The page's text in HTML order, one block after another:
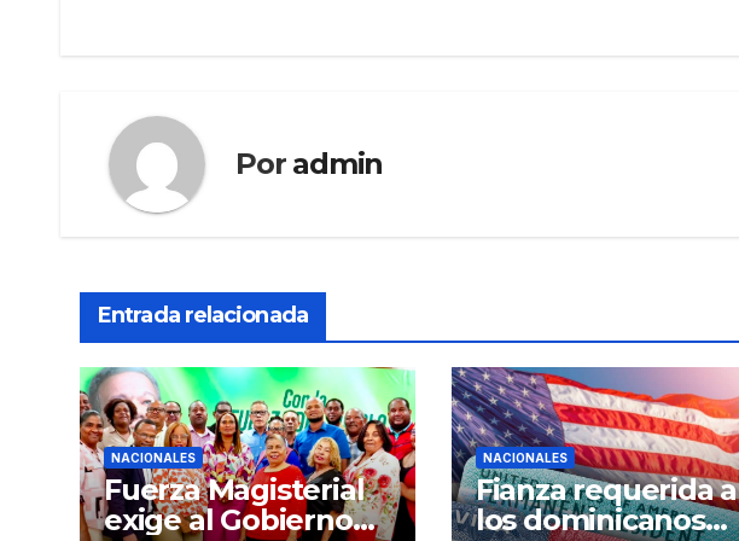
Por admin
Entrada relacionada
NACIONALES
Fuerza Magisterial
exige al Gobierno
NACIONALES
Fianza requerida a
los dominicanos